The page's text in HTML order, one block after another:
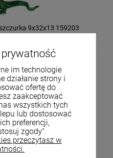
9x32x13 159203
im technologie
działanie strony i
ofertę do
zaakceptować
wszystkich tych
lub dostosować
preferencji,
zgody".
przeczytasz w